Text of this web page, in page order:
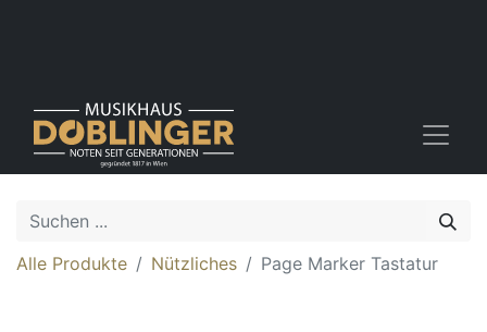
Alle Produkte Nützliches Page Marker Tastatur